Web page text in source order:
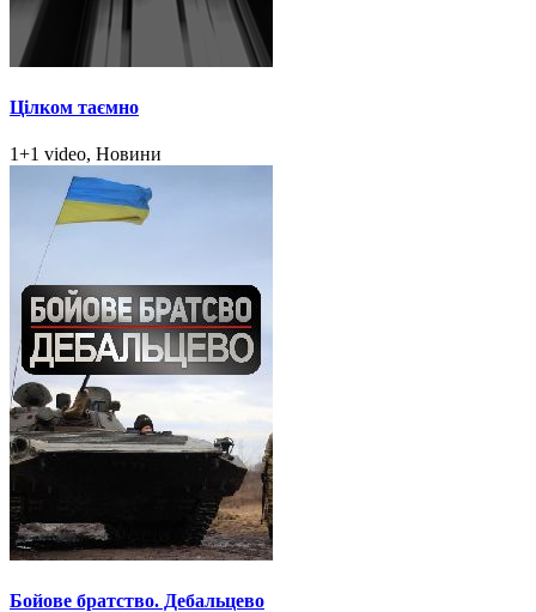
Цілком таємно
1+1 video, Новини
Бойове братство. Дебальцево